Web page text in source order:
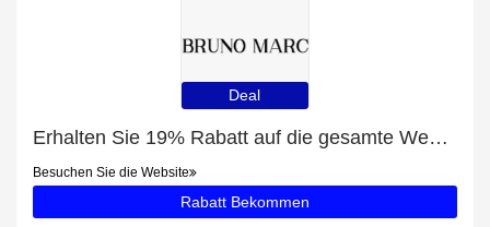
Deal
Erhalten Sie 19% Rabatt auf die gesamte Website | 10% Rabatt auf Herrenmode Modische Oxford Turnschuhe
Besuchen Sie die Website
Rabatt Bekommen